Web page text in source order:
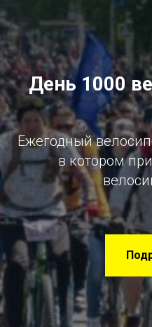
День 1000
Ежегодный
в котором